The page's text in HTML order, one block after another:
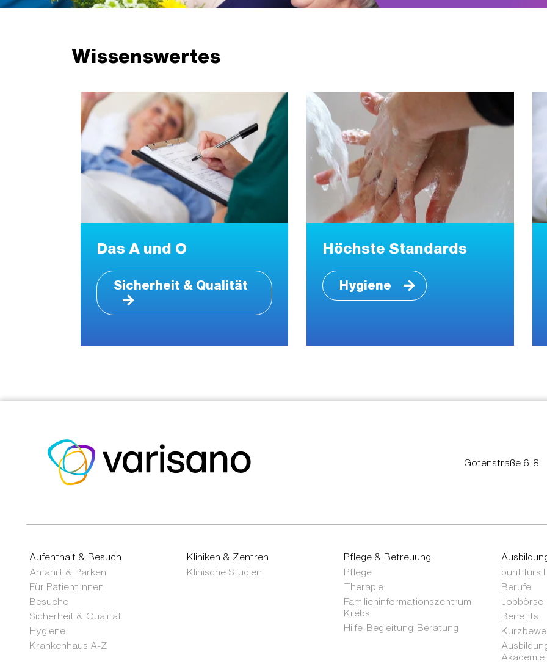
Wissenswertes
Das A und O
Sicherheit & Qualität
Höchste Standards
Hygiene
Gotenstraße 6-8
Aufenthalt & Besuch
Anfahrt & Parken
Für Patient:innen
Besuche
Sicherheit & Qualität
Hygiene
Krankenhaus A-Z
Kliniken & Zentren
Klinische Studien
Pflege & Betreuung
Pflege
Therapie
Familieninformationszentrum
Krebs
Hilfe-Begleitung-Beratung
bunt fürs
Berufe
Jobbörse
Benefits
Akademie